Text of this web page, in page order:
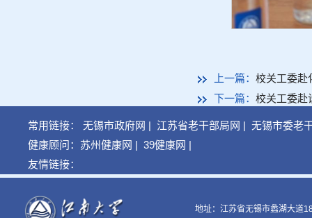
上一篇： 校关工委赴
下一篇： 校关工委赴
常用链接： 无锡市政府网 | 江苏省老干部局网 | 无锡市委老
健康顾问： 苏州健康网 | 39健康网 |
友情链接：
地址：江苏省无锡市蠡湖大道